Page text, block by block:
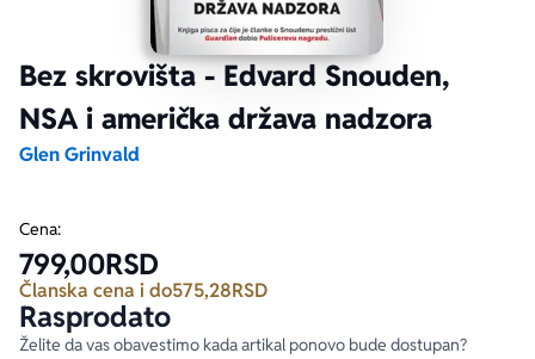
Bez skrovišta - Edvard Snouden,
NSA i američka država nadzora
Glen Grinvald
Cena:
799,00RSD
Članska cena i do575,28RSD
Rasprodato
Želite da vas obavestimo kada artikal ponovo bude dostupan?
Ekranizovane knjige
Za poklon
Autori
Poezija
Lični razvoj i popularna psihologija
Bojan Ljubenović
Dejan Tiago-Stanković
Peter Handke
Harlan Koben